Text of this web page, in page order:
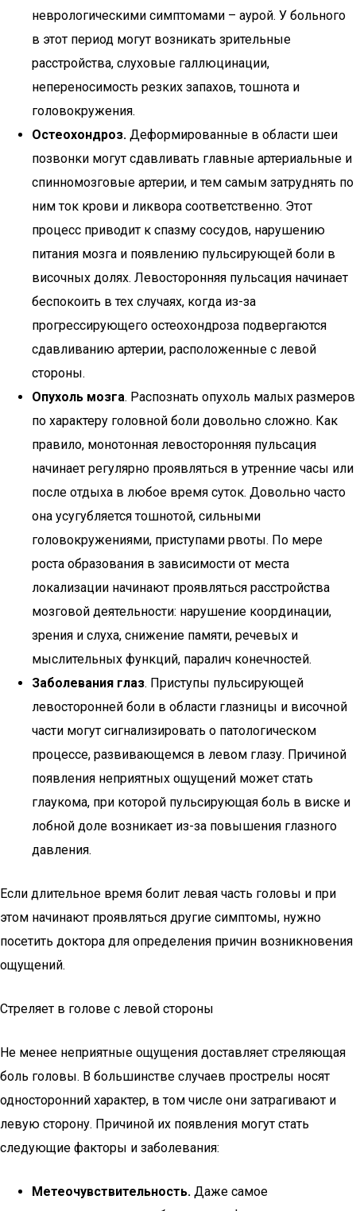
неврологическими симптомами – аурой. У больного
в этот период могут возникать зрительные
расстройства, слуховые галлюцинации,
непереносимость резких запахов, тошнота и
головокружения.
Остеохондроз. Деформированные в области шеи
позвонки могут сдавливать главные артериальные и
спинномозговые артерии, и тем самым затруднять по
ним ток крови и ликвора соответственно. Этот
процесс приводит к спазму сосудов, нарушению
питания мозга и появлению пульсирующей боли в
височных долях. Левосторонняя пульсация начинает
беспокоить в тех случаях, когда из-за
прогрессирующего остеохондроза подвергаются
сдавливанию артерии, расположенные с левой
стороны.
Опухоль мозга. Распознать опухоль малых размеров
по характеру головной боли довольно сложно. Как
правило, монотонная левосторонняя пульсация
начинает регулярно проявляться в утренние часы или
после отдыха в любое время суток. Довольно часто
она усугубляется тошнотой, сильными
головокружениями, приступами рвоты. По мере
роста образования в зависимости от места
локализации начинают проявляться расстройства
мозговой деятельности: нарушение координации,
зрения и слуха, снижение памяти, речевых и
мыслительных функций, паралич конечностей.
Заболевания глаз. Приступы пульсирующей
левосторонней боли в области глазницы и височной
части могут сигнализировать о патологическом
процессе, развивающемся в левом глазу. Причиной
появления неприятных ощущений может стать
глаукома, при которой пульсирующая боль в виске и
лобной доле возникает из-за повышения глазного
давления.
Если длительное время болит левая часть головы и при
этом начинают проявляться другие симптомы, нужно
посетить доктора для определения причин возникновения
ощущений.
Стреляет в голове с левой стороны
Не менее неприятные ощущения доставляет стреляющая
боль головы. В большинстве случаев прострелы носят
односторонний характер, в том числе они затрагивают и
левую сторону. Причиной их появления могут стать
следующие факторы и заболевания:
Метеочувствительность. Даже самое